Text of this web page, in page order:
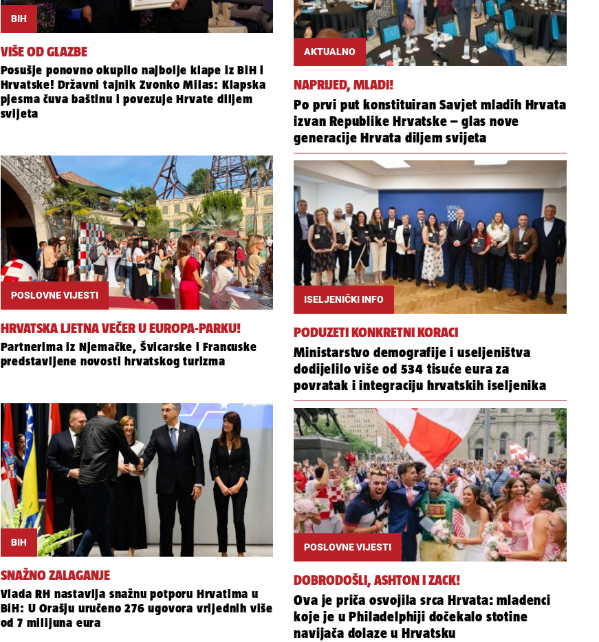
BIH
VIŠE OD GLAZBE
Posušje ponovno okupilo najbolje klape iz BiH i
Hrvatske! Državni tajnik Zvonko Milas: Klapska
pjesma čuva baštinu i povezuje Hrvate diljem
svijeta
POSLOVNE VIJESTI
HRVATSKA LJETNA VEČER U EUROPA-PARKU!
Partnerima iz Njemačke, Švicarske i Francuske
predstavljene novosti hrvatskog turizma
BIH
SNAŽNO ZALAGANJE
Vlada RH nastavlja snažnu potporu Hrvatima u
BiH: U Orašju uručeno 276 ugovora vrijednih više
od 7 milijuna eura
AKTUALNO
NAPRIJED, MLADI!
Po prvi put konstituiran Savjet mladih Hrvata
izvan Republike Hrvatske – glas nove
generacije Hrvata diljem svijeta
ISELJENIČKI INFO
PODUZETI KONKRETNI KORACI
Ministarstvo demografije i useljeništva
dodijelilo više od 534 tisuće eura za
povratak i integraciju hrvatskih iseljenika
POSLOVNE VIJESTI
DOBRODOŠLI, ASHTON I ZACK!
Ova je priča osvojila srca Hrvata: mladenci
koje je u Philadelphiji dočekalo stotine
navijača dolaze u Hrvatsku